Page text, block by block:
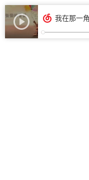
我在那一